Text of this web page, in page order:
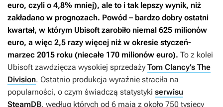
euro, czyli o 4,8% mniej), ale to i tak lepszy wynik, niż
zakładano w prognozach. Powód – bardzo dobry ostatni
kwartał, w którym Ubisoft zarobiło niemal 625 milionów
euro, a więc 2,5 razy więcej niż w okresie styczeń-
marzec 2015 roku (niecałe 170 milionów euro). To z kolei
Ubisoft zawdzięcza wysokiej sprzedaży Tom Clancy’s The
Division. Ostatnio produkcja wyraźnie straciła na
popularności, o czym świadczą statystyki serwisu
SteamDB, według których od 6 maja z około 750 tysięcy